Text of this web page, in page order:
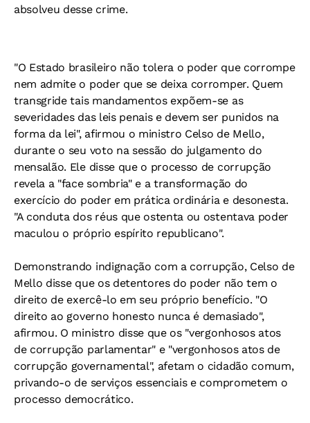
absolveu desse crime.
"O Estado brasileiro não tolera o poder que corrompe
nem admite o poder que se deixa corromper. Quem
transgride tais mandamentos expõem-se as
severidades das leis penais e devem ser punidos na
forma da lei", afirmou o ministro Celso de Mello,
durante o seu voto na sessão do julgamento do
mensalão. Ele disse que o processo de corrupção
revela a "face sombria" e a transformação do
exercício do poder em prática ordinária e desonesta.
"A conduta dos réus que ostenta ou ostentava poder
maculou o próprio espírito republicano".
Demonstrando indignação com a corrupção, Celso de
Mello disse que os detentores do poder não tem o
direito de exercê-lo em seu próprio benefício. "O
direito ao governo honesto nunca é demasiado",
afirmou. O ministro disse que os "vergonhosos atos
de corrupção parlamentar" e "vergonhosos atos de
corrupção governamental", afetam o cidadão comum,
privando-o de serviços essenciais e comprometem o
processo democrático.